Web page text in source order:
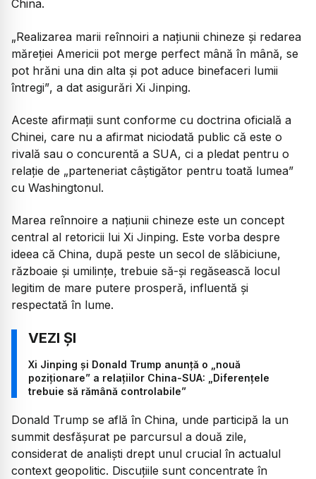
China.
„Realizarea marii reînnoiri a națiunii chineze și redarea
măreției Americii pot merge perfect mână în mână, se
pot hrăni una din alta și pot aduce binefaceri lumii
întregi”, a dat asigurări Xi Jinping.
Aceste afirmații sunt conforme cu doctrina oficială a
Chinei, care nu a afirmat niciodată public că este o
rivală sau o concurentă a SUA, ci a pledat pentru o
relație de „parteneriat câștigător pentru toată lumea”
cu Washingtonul.
Marea reînnoire a națiunii chineze este un concept
central al retoricii lui Xi Jinping. Este vorba despre
ideea că China, după peste un secol de slăbiciune,
războaie și umilințe, trebuie să-și regăsească locul
legitim de mare putere prosperă, influentă și
respectată în lume.
Xi Jinping și Donald Trump anunță o „nouă
poziționare” a relațiilor China-SUA: „Diferențele
trebuie să rămână controlabile”
Donald Trump se află în China, unde participă la un
summit desfășurat pe parcursul a două zile,
considerat de analiști drept unul crucial în actualul
context geopolitic. Discuțiile sunt concentrate în